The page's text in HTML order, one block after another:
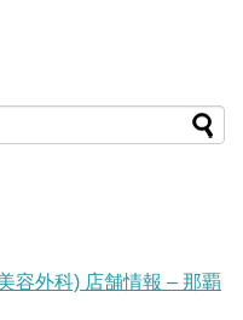
容外科) 店舗情報 – 那覇